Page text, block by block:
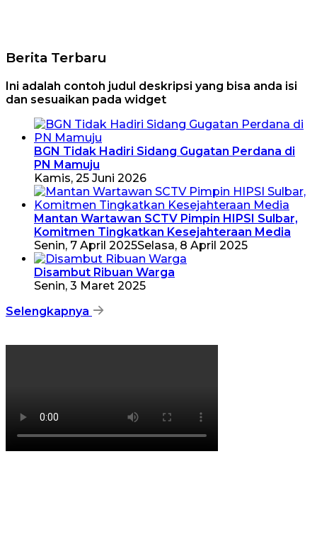
Berita Terbaru
Ini adalah contoh judul deskripsi yang bisa anda isi
dan sesuaikan pada widget
BGN Tidak Hadiri Sidang Gugatan Perdana di
PN Mamuju
Kamis, 25 Juni 2026
Mantan Wartawan SCTV Pimpin HIPSI Sulbar,
Komitmen Tingkatkan Kesejahteraan Media
Senin, 7 April 2025Selasa, 8 April 2025
Disambut Ribuan Warga
Senin, 3 Maret 2025
Selengkapnya